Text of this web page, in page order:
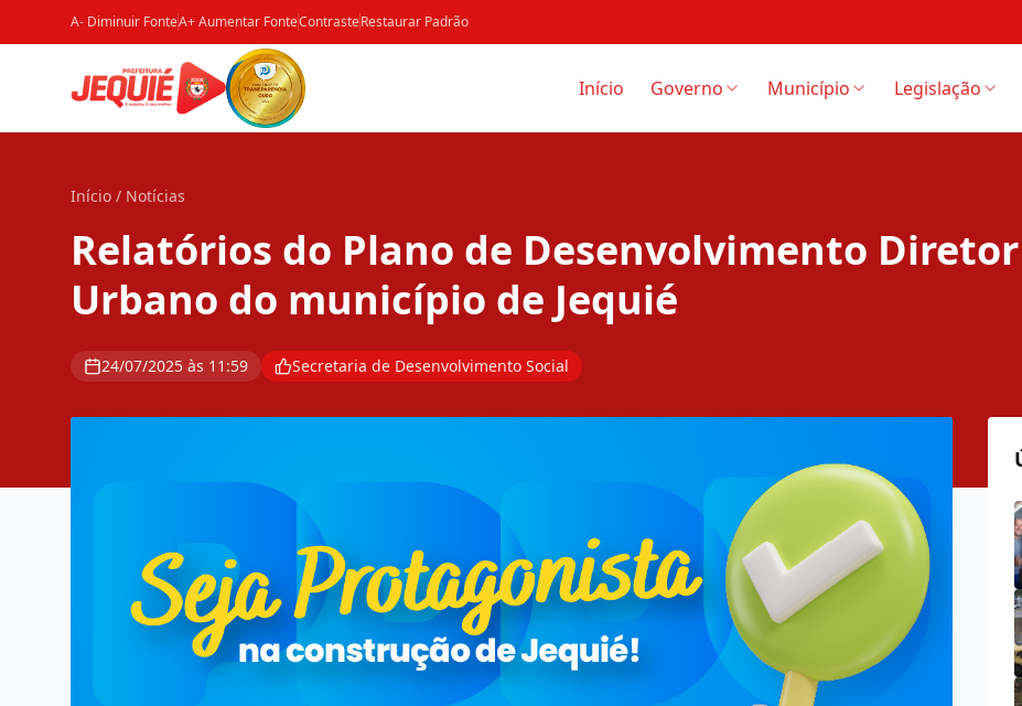
A- Diminuir FonteA+ Aumentar FonteContrasteRestaurar Padrão
Início Governo Município Legislação
Início / Notícias
Relatórios do Plano de Desenvolvimento Diretor
Urbano do município de Jequié
24/07/2025 às 11:59 Secretaria de Desenvolvimento Social